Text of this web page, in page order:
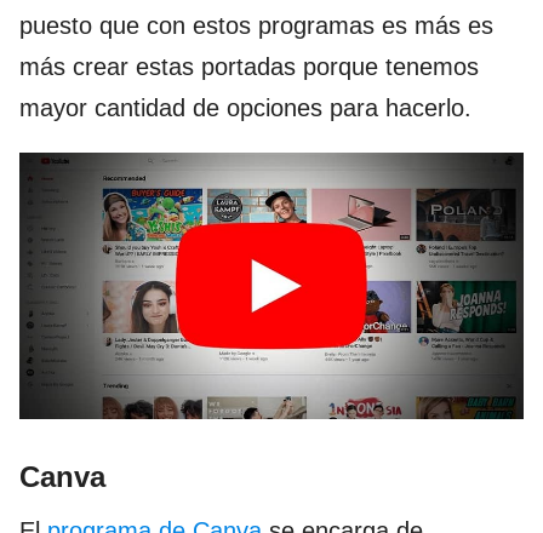
puesto que con estos programas es más es
más crear estas portadas porque tenemos
mayor cantidad de opciones para hacerlo.
Canva